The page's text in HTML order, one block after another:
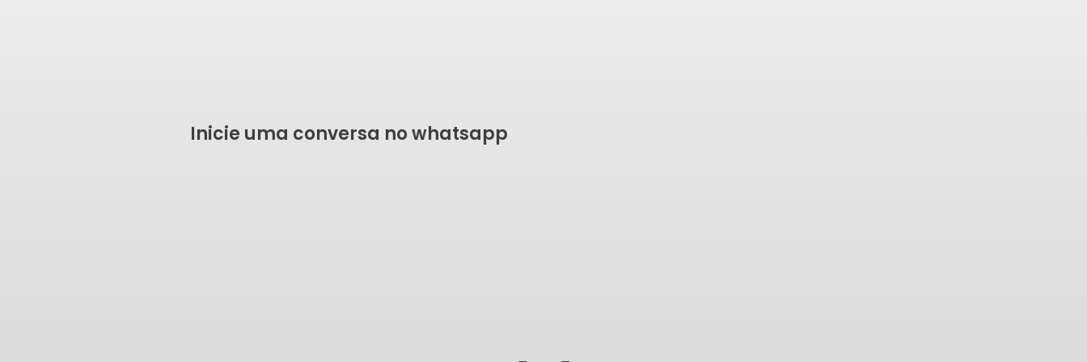
Inicie uma conversa no whatsapp